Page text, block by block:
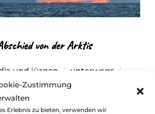
Zustimmung
Erlebnis zu bieten, verwenden wir
von der Arktis
und jürgen unterwegs
28, 2022 Keine Kommentare
Die Sonne strahlt am